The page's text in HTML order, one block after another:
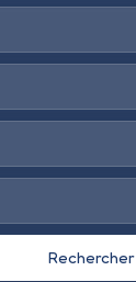
Rechercher